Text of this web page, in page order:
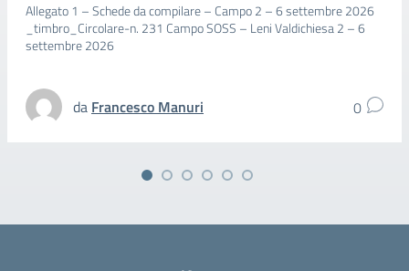
Allegato 1 – Schede da compilare – Campo 2 – 6 settembre 2026
_timbro_Circolare-n. 231 Campo SOSS – Leni Valdichiesa 2 – 6
settembre 2026
da Francesco Manuri 0